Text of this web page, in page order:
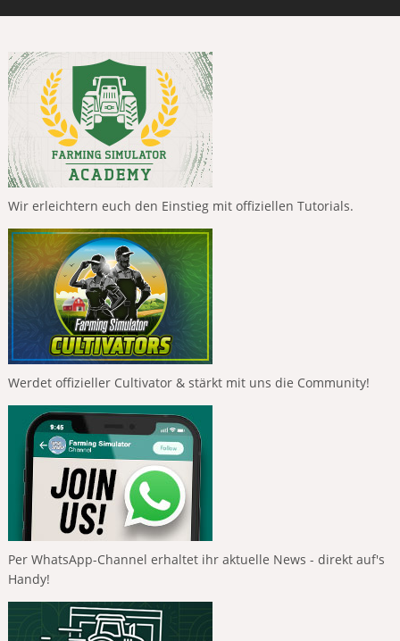
Wir erleichtern euch den Einstieg mit offiziellen Tutorials.
Werdet offizieller Cultivator & stärkt mit uns die Community!
Per WhatsApp-Channel erhaltet ihr aktuelle News - direkt auf's
Handy!